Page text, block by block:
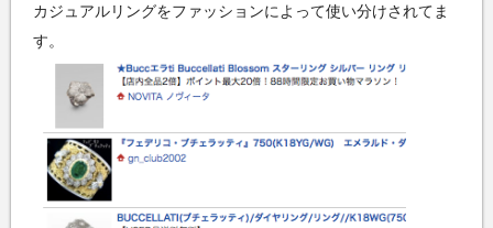
カジュアルリングをファッションによって使い分けされてま
す。